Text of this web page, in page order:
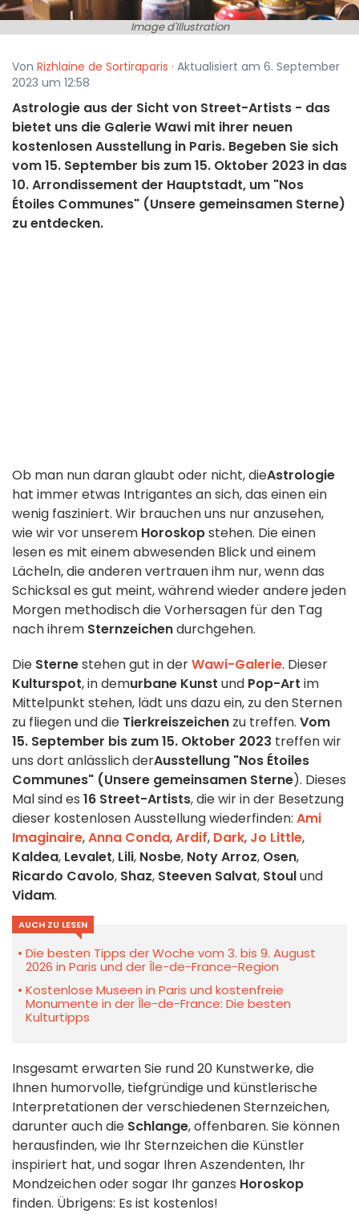
Image d'Illustration
Von Rizhlaine de Sortiraparis · Aktualisiert am 6. September
2023 um 12:58
Astrologie aus der Sicht von Street-Artists - das
bietet uns die Galerie Wawi mit ihrer neuen
kostenlosen Ausstellung in Paris. Begeben Sie sich
vom 15. September bis zum 15. Oktober 2023 in das
10. Arrondissement der Hauptstadt, um "Nos
Étoiles Communes" (Unsere gemeinsamen Sterne)
zu entdecken.
Ob man nun daran glaubt oder nicht, dieAstrologie
hat immer etwas Intrigantes an sich, das einen ein
wenig fasziniert. Wir brauchen uns nur anzusehen,
wie wir vor unserem Horoskopstehen. Die einen
lesen es mit einem abwesenden Blick und einem
Lächeln, die anderen vertrauen ihm nur, wenn das
Schicksal es gut meint, während wieder andere jeden
Morgen methodisch die Vorhersagen für den Tag
nach ihrem Sternzeichendurchgehen.
Die Sternestehen gut in derWawi-Galerie. Dieser
Kulturspot, in demurbane Kunst und Pop-Art im
Mittelpunkt stehen, lädt uns dazu ein, zu den Sternen
zu fliegen und die Tierkreiszeichen zu treffen. Vom
15. September bis zum 15. Oktober 2023 treffen wir
uns dort anlässlich derAusstellung "Nos Étoiles
Communes" (Unsere gemeinsamen Sterne). Dieses
Mal sind es 16 Street-Artists, die wir in der Besetzung
dieser kostenlosen Ausstellung wiederfinden: Ami
Imaginaire,Anna Conda,Ardif, Dark, Jo Little,
Kaldea, Levalet, Lili, Nosbe, Noty Arroz, Osen,
Ricardo Cavolo, Shaz, Steeven Salvat, Stoulund
Vidam.
AUCH ZU LESEN
Die besten Tipps der Woche vom 3. bis 9. August
2026 in Paris und der Île-de-France-Region
Kostenlose Museen in Paris und kostenfreie
Monumente in der Île-de-France: Die besten
Kulturtipps
Insgesamt erwarten Sie rund 20 Kunstwerke, die
Ihnen humorvolle, tiefgründige und künstlerische
Interpretationen der verschiedenen Sternzeichen,
darunter auch die Schlange, offenbaren. Sie können
herausfinden, wie Ihr Sternzeichen die Künstler
inspiriert hat, und sogar Ihren Aszendenten, Ihr
Mondzeichen oder sogar Ihr ganzes Horoskop
finden. Übrigens: Es ist kostenlos!